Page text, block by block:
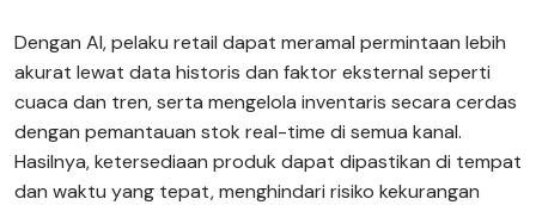
Dengan AI, pelaku retail dapat meramal permintaan lebih
akurat lewat data historis dan faktor eksternal seperti
cuaca dan tren, serta mengelola inventaris secara cerdas
dengan pemantauan stok real-time di semua kanal.
Hasilnya, ketersediaan produk dapat dipastikan di tempat
dan waktu yang tepat, menghindari risiko kekurangan